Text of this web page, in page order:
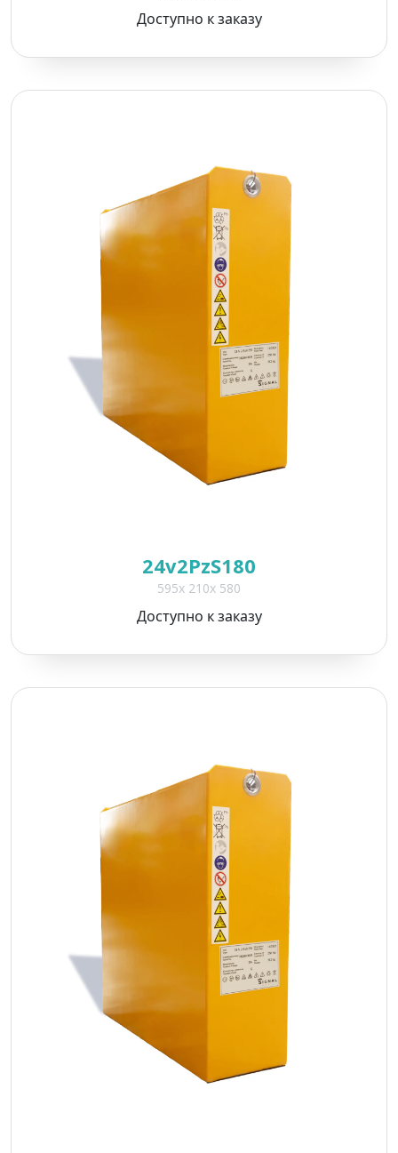
Доступно к заказу
24v2PzS180
595x 210x 580
Доступно к заказу